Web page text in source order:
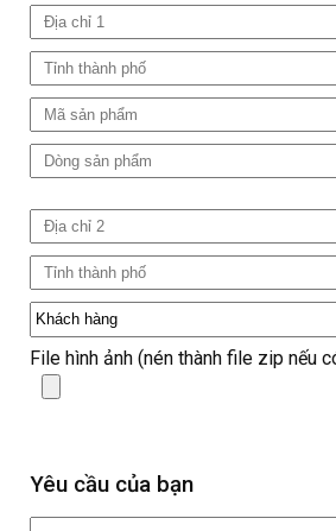
File hình ảnh (nén thành file zip nếu
Yêu cầu của bạn